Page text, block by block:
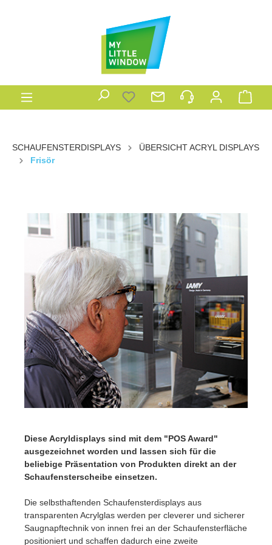
SCHAUFENSTERDISPLAYS
ÜBERSICHT ACRYL DISPLAYS
Frisör
Diese Acryldisplays sind mit dem "POS Award"
ausgezeichnet worden und lassen sich für die
beliebige Präsentation von Produkten direkt an der
Schaufensterscheibe einsetzen.
Die selbsthaftenden Schaufensterdisplays aus
transparenten Acrylglas werden per cleverer und sicherer
Saugnapftechnik von innen frei an der Schaufensterfläche
positioniert und schaffen dadurch eine zweite